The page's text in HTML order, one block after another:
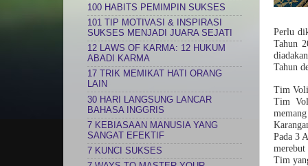
Perlu
Tahun
Tahun
Tim
Tim
Pada 3
Tim
100 HABITS PEMIMPIN SUKSES
101 TIP MOTIVASI & INSPIRASI
SUKSES MENJADI JUARA SEJATI
12 LAWS OF KARMA: 12 HUKUM
ABADI KARMA
17 TRIK MEMIKAT HATI ORANG
LAIN
30 HARI LANGSUNG LANCAR
BAHASA INGGRIS
7 KEBIASAAN MANUSIA YANG
SANGAT EFEKTIF
7 KUNCI SUKSES